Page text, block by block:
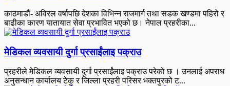
काठमाडौं- अविरल वर्षापछि देशका विभिन्न राजमार्ग तथा सडक खण्डमा पहिरो र
बाढीका कारण यातायात सेवा प्रभावित भएको छ। नेपाल प्रहरीका...
मेडिकल व्यवसायी दुर्गा प्रसाईंलाइ पक्राउ
प्रहरीले मेडिकल व्यवसायी दुर्गा प्रसाईंलाइ पक्राउ परेकाे छ । उनलाई अपराध
अनुसन्धान कार्यालय टेकु र जिल्ला प्रहरी परिसर भक्तपुरको ट...